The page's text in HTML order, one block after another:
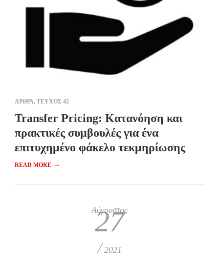
ΑΡΘΡΑ, ΤΕΥΧΟΣ 42
Transfer Pricing: Κατανόηση και
πρακτικές συμβουλές για ένα
επιτυχημένο φάκελο τεκμηρίωσης
READ MORE →
Αύγουστος
27
/ 2021